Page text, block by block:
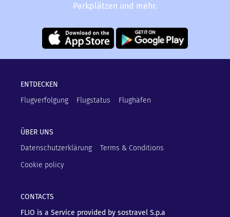
Parkplätzen und mehr.
ENTDECKEN
Flugverfolgung
Flugstatus Flughäfen
ÜBER UNS
Datenschutzerklärung
Terms & Conditions
Cookie policy
CONTACTS
FLIO is a Service provided by sostravel S.p.a